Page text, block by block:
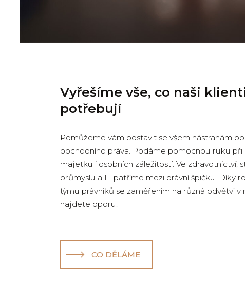
Vyřešíme vše, co naši
potřebují
Pomůžeme vám postavit se všem nástrahám
obchodního práva. Podáme pomocnou ruku při
majetku i osobních záležitostí. Ve zdravotnictví,
průmyslu a IT patříme mezi právní špičku. Díky
týmu právníků se zaměřením na různá odvětví v
najdete oporu.
CO DĚLÁME